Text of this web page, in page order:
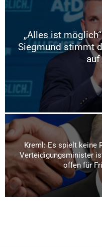
„Alles ist
Siegmund stimmt
auf
Kreml: Es spielt keine
Verteidigungsminister
offen für